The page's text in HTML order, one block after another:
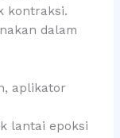
kontraksi.
dalam
aplikator
lantai epoksi